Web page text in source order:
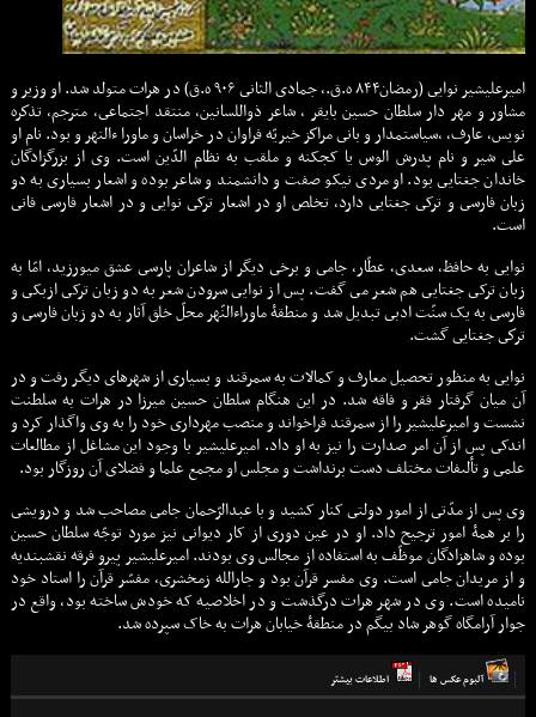
اميرعليشير نوايى (رمضان۸۴۴ ه.ق.، جمادى الثانى ۹۰۶ ه.ق) در هرات متولد شد. او وزير و
مشاور و مهر دار سلطان حسين بايقر ، شاعر ذواللسانين، منتقد اجتماعى، مترجم، تذكره
نويس، عارف، ،سياستمدار و بانى مراكز خيريّه فراوان در خراسان و ماورا ءالنهر و بود. نام او
على شير و نام پدرش الوس يا کجکنه و ملقب به نظام الدّين است. وى از بزرگزادگان
خاندان جغتايى بود. او مردى نيکو صفت و دانشمند و شاعر بوده و اشعار بسيارى به دو
زبان فارسى و ترکى جغتايى دارد، تخلص او در اشعار ترکى نوايى و در اشعار فارسى فانى
است.
نوايى به حافظ، سعدى، عطّار، جامى و برخى ديگر از شاعران پارسى عشق ميورزيد، امّا به
زبان ترکى جغتايى هم شعر مى گفت. پس از نوايى سرودن شعر به دو زبان ترکى ازبکى و
فارسى به يک سنّت ادبى تبديل شد و منطقۀ ماوراءالنّهر محلّ خلق آثار به دو زبان فارسى و
تركى جغتايى گشت.
نوايى به منظور تحصيل معارف و کمالات به سمرقند و بسيارى از شهرهاى ديگر رفت و در
آن ميان گرفتار فقر و فاقه شد. در اين هنگام سلطان حسين ميرزا در هرات به سلطنت
نشست و اميرعليشير را از سمرقند فراخواند و منصب مهردارى خود را به وى واگذار کرد و
اندکى پس از آن امر صدارت را نيز به او داد. اميرعليشير با وجود اين مشاغل از مطالعات
علمى و تألىفات مختلف دست برنداشت و مجلس او مجمع علما و فضلاى آن روزگار بود.
وى پس از مدّتى از امور دولتى کنار کشيد و با عبدالرّحمان جامى مصاحب شد و درويشى
را بر همۀ امور ترجيح داد. او در عين دورى از کار ديوانى نيز مورد توجّه سلطان حسين
بوده و شاهزادگان موظّف به استفاده از مجالس وى بودند. اميرعليشير پيرو فرقه نقشبنديه
و از مريدان جامى است. وى مفسر قرآن بود و جارالله زمخشرى، مفسّر قرآن را استاد خود
ناميده است. وى در شهر هرات درگذشت و در اخلاصيه که خودش ساخته بود، واقع در
جوار آرامگاه گوهر شاد بيگم در منطقۀ خيابان هرات به خاک سپرده شد.
آلبوم عكس ها اطلاعات بيشتر